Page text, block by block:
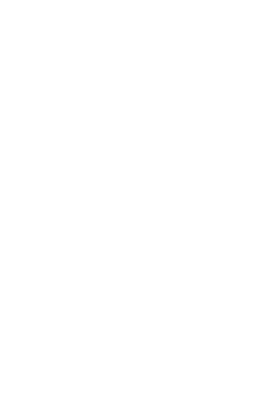
arbetar på PwC:s kontor
och Stefan är
och internationell
på det senaste inom skatt
vill komma i kontakt med oss